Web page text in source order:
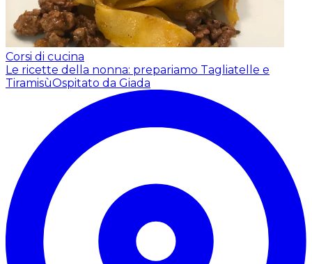
Corsi di cucina
Le ricette della nonna: prepariamo Tagliatelle e
TiramisùOspitato da Giada